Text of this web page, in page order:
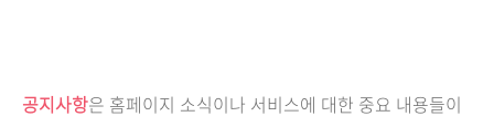
공지사항은 홈페이지 소식이나 서비스에 대한 중요 내용들이